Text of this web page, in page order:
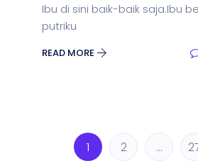
Ibu di sini baik-baik saja.Ibu
putriku
READ MORE
1 2 …